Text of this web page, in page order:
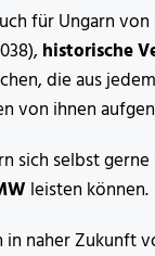
für Ungarn von
historische
die aus
von ihnen
sich selbst
leisten können.
in naher Zukunft